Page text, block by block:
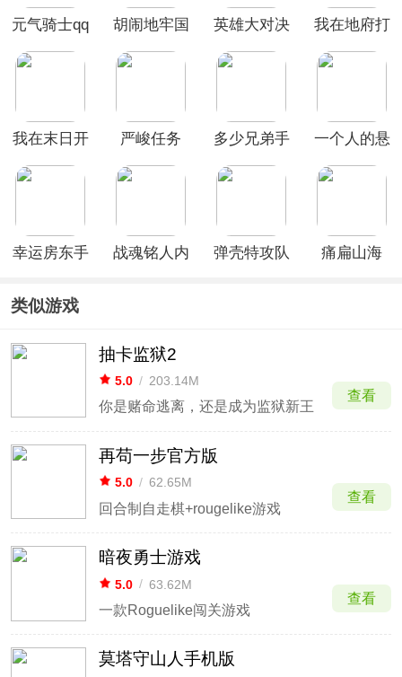
元气骑士qq
胡闹地牢国
英雄大对决
我在地府打
我在末日开
严峻任务
Quest)
多少兄弟手
一个人的悬
幸运房东手
战魂铭人内
弹壳特攻队
痛扁山海
类似游戏
抽卡监狱2
5.0 / 203.14M
你是赌命逃离，还是成为监狱新王
查看
再苟一步官方版
5.0 / 62.65M
回合制自走棋+rougelike游戏
查看
暗夜勇士游戏
5.0 / 63.62M
一款Roguelike闯关游戏
查看
莫塔守山人手机版